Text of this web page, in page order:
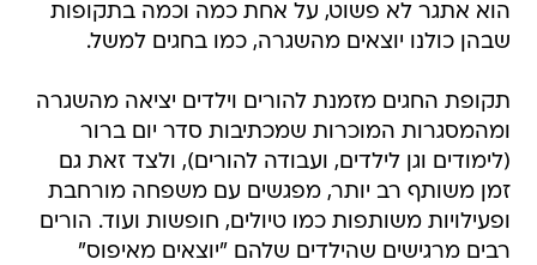
הוא אתגר לא פשוט, על אחת כמה וכמה בתקופות
שבהן כולנו יוצאים מהשגרה, כמו בחגים למשל.
תקופת החגים מזמנת להורים וילדים יציאה מהשגרה
ומהמסגרות המוכרות שמכתיבות סדר יום ברור
(לימודים וגן לילדים, ועבודה להורים), ולצד זאת גם
זמן משותף רב יותר, מפגשים עם משפחה מורחבת
ופעילויות משותפות כמו טיולים, חופשות ועוד. הורים
רבים מרגישים שהילדים שלהם "יוצאים מאיפוס"